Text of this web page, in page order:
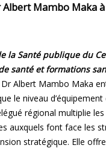
Mambo Maka
la Santé publique du
santé et formations
Albert Mambo Maka
le niveau
régional multiplie
auxquels font face les
stratégique. Elle